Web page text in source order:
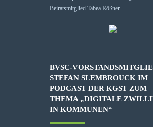
BVSC-
STEFAN SLEMBROUCK IM
PODCAST DER KGST ZUM
THEMA „DIGITALE
IN KOMMUNEN“